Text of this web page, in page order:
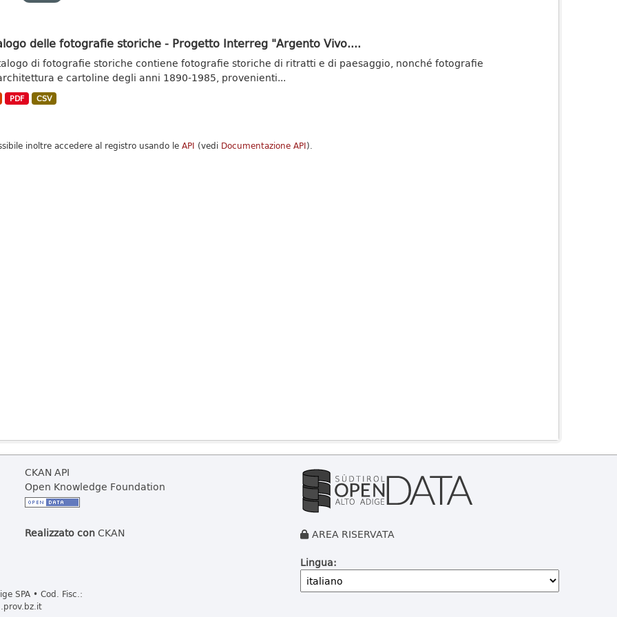
delle fotografie storiche - Progetto Interreg "Argento Vivo....
di fotografie storiche contiene fotografie storiche di ritratti e di paesaggio, nonché fotografie
e cartoline degli anni 1890-1985, provenienti...
PDF CSV
inoltre accedere al registro usando le API (vedi Documentazione API).
SPA • Cod. Fisc.:
CKAN API
Open Knowledge Foundation
Realizzato conCKAN
AREA RISERVATA
Lingua